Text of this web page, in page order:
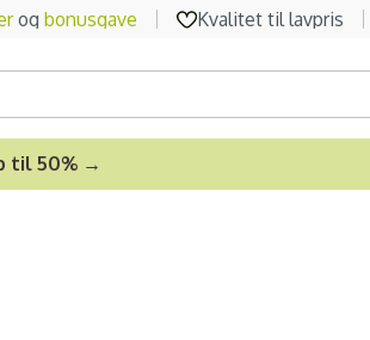
ogbonusgave Kvalitet til lavpris
til 50% →